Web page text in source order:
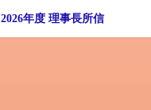
2026年度 理事長所信